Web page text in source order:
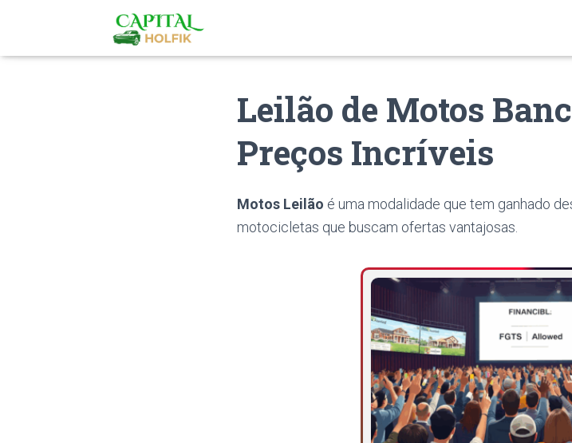
Leilão de Motos
Preços Incríveis
Motos Leilão é uma modalidade que tem ganhado
motocicletas que buscam ofertas vantajosas.